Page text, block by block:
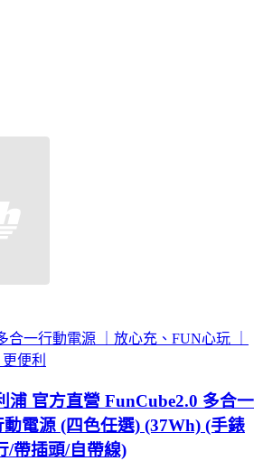
合一行動電源 ｜放心充、FUN心玩 ｜
便利
浦 官方直營 FunCube2.0 多合一
電源 (四色任選) (37Wh) (手錶
/帶插頭/自帶線)